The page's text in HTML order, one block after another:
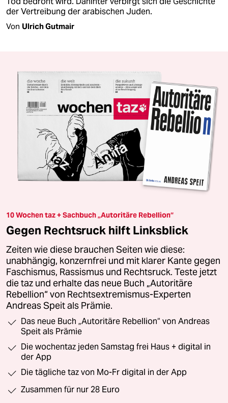
der Vertreibung der arabischen Juden.
Von Ulrich Gutmair
10 Wochen taz + Sachbuch „Autoritäre Rebellion“
Gegen Rechtsruck hilft Linksblick
Zeiten wie diese brauchen Seiten wie diese:
unabhängig, konzernfrei und mit klarer Kante gegen
Faschismus, Rassismus und Rechtsruck. Teste jetzt
die taz und erhalte das neue Buch „Autoritäre
Rebellion“ von Rechtsextremismus-Experten
Andreas Speit als Prämie.
Das neue Buch „Autoritäre Rebellion“ von Andreas
Speit als Prämie
Die wochentaz jeden Samstag frei Haus + digital in
der App
Die tägliche taz von Mo-Fr digital in der App
Zusammen für nur 28 Euro